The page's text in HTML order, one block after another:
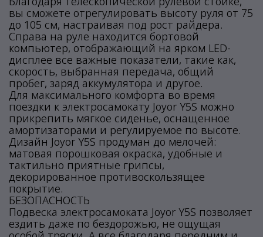
вы сможете отрегулировать высоту руля от 75
до 105 см, настраивая под рост райдера.
Справа на руле находится бортовой
компьютер, отображающий на ярком LED-
дисплее все важные показатели, такие как,
скорость, выбранная передача, общий
пробег, заряд аккумулятора и другое.
Для максимального комфорта во время
поездки к электросамокату Joyor Y5S можно
прикрепить мягкое сиденье, оснащенное
амортизаторами и регулируемое по высоте.
Дизайн Joyor Y5S продуман до мелочей:
матовая порошковая окраска, удобные и
тактильно приятные грипсы,
декорированное противоскользящее
покрытие.
БЕЗОПАСНОСТЬ
Подвеска электросамоката Joyor Y5S позволяет
ездить даже по бездорожью, не ощущая